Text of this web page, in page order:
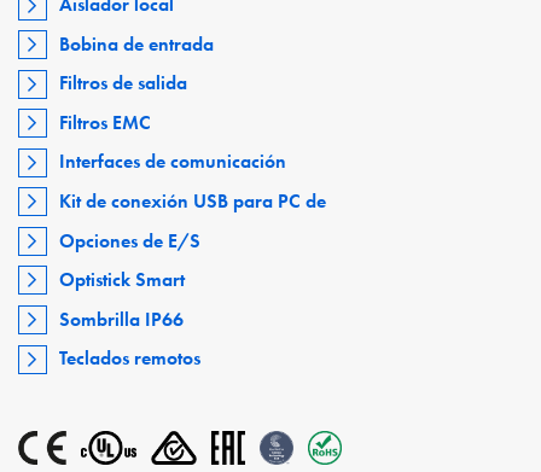
Bobina de entrada
Filtros de salida
Filtros EMC
Interfaces de comunicación
Kit de conexión USB para PC de
Opciones de E/S
Optistick Smart
Sombrilla IP66
Teclados remotos